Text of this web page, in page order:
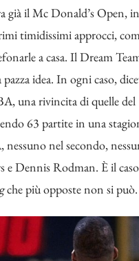
già ilMc Donald’s Open,
timidissimi approcci,
a casa. Il Dream
idea. In ogni caso,
una rivincita di quelle
63 partite in una
nel secondo,
e Dennis Rodman. È il
che più opposte non si può.